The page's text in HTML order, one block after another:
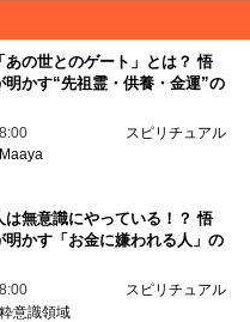
あの世とのゲート」とは？ 悟
明かす“先祖霊・供養・金運”の
スピリチュアル
Maaya
は無意識にやっている！？ 悟
明かす「お金に嫌われる人」の
スピリチュアル
意識領域